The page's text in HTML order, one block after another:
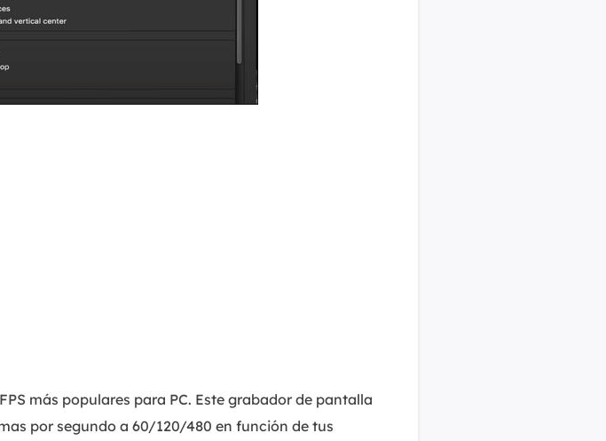
más populares para PC. Este grabador de pantalla
por segundo a 60/120/480 en función de tus